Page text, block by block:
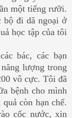
một tiếng rưỡi.
bộ đi dã ngoại ở
học tập của tôi
bác, các bạn
lượng trong
vô cực. Tôi đã
bệnh cho mình
còn hạn chế.
cốc nước, xin